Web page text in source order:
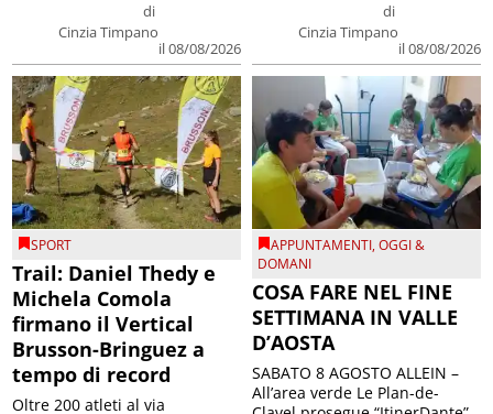
di
Cinzia Timpano
il 08/08/2026
di
Cinzia Timpano
il 08/08/2026
SPORT
Trail: Daniel Thedy e
Michela Comola
firmano il Vertical
Brusson-Bringuez a
tempo di record
Oltre 200 atleti al via
APPUNTAMENTI,OGGI &
DOMANI
COSA FARE NEL FINE
SETTIMANA IN VALLE
D’AOSTA
SABATO 8 AGOSTO ALLEIN –
All’area verde Le Plan-de-